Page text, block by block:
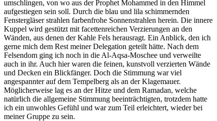
umschlingen, von wo aus der Prophet Mohammed in den Himmel
aufgestiegen sein soll. Durch die blau und lila schimmernden
Fenstergläser strahlen farbenfrohe Sonnenstrahlen herein. Die innere
Kuppel wird gestützt mit facettenreichen Verzierungen an den
Wänden, aus denen der Kahle Fels herausragt. Ein Anblick, den ich
gerne mich dem Rest meiner Delegation geteilt hätte. Nach dem
Felsendom ging ich noch in die Al-Aqsa-Moschee und verweilte
auch in ihr. Auch hier waren die feinen, kunstvoll verzierten Wände
und Decken ein Blickfänger. Doch die Stimmung war viel
angespannter auf dem Tempelberg als an der Klagemauer.
Möglicherweise lag es an der Hitze und dem Ramadan, welche
natürlich die allgemeine Stimmung beeinträchtigten, trotzdem hatte
ich ein unwohles Gefühl und war zum Teil erleichtert, wieder bei
meiner Gruppe zu sein.